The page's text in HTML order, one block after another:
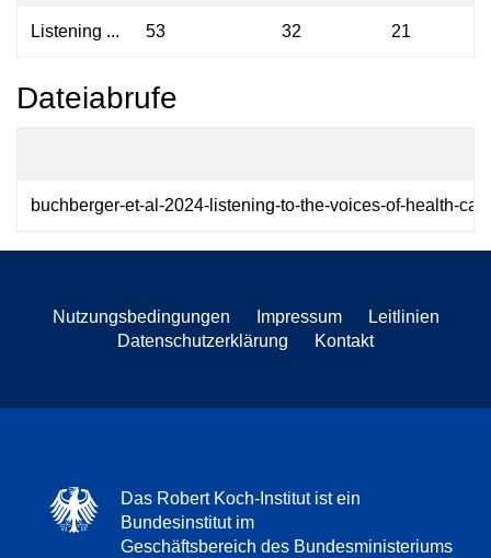
Listening ... 53 32 21
Dateiabrufe
buchberger-et-al-2024-listening-to-the-voices-of-health-
Nutzungsbedingungen Impressum
Leitlinien
Datenschutzerklärung
Kontakt
Das Robert Koch-Institut ist ein
Bundesinstitut im
Geschäftsbereich des Bundesministeriums